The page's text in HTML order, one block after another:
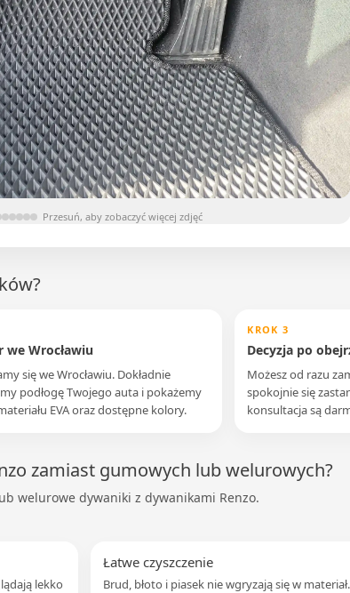
Przesuń, aby zobaczyć więcej zdjęć
we Wrocławiu
się we Wrocławiu. Dokładnie
podłogę Twojego auta i pokażemy
EVA oraz dostępne kolory.
KROK 3
Decyzja po
Możesz od razu
spokojnie się
konsultacja są
zamiast gumowych lub welurowych?
welurowe dywaniki z dywanikami Renzo.
lekko
Łatwe czyszczenie
Brud, błoto i piasek nie wgryzają się w